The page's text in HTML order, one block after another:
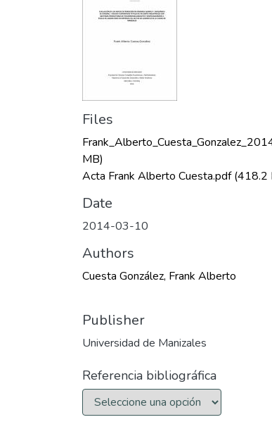
Files
MB)
Acta Frank Alberto Cuesta.pdf(418.2
Date
2014-03-10
Authors
Cuesta González, Frank Alberto
Publisher
Universidad de Manizales
Referencia bibliográfica